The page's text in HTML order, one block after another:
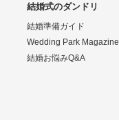
結婚式のダンドリ
結婚準備ガイド
Wedding Park Magazine
結婚お悩みQ&A